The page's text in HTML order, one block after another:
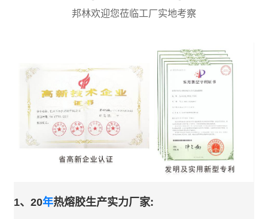
邦林欢迎您莅临工厂实地考察
1、20年热熔胶生产实力厂家: